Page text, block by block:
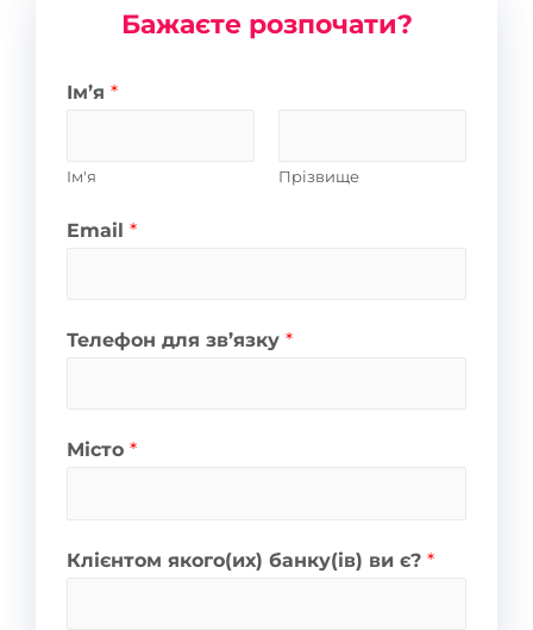
Бажаєте розпочати?
Ім’я *
Ім'я Прізвище
Email *
Телефон для зв’язку *
Місто *
Клієнтом якого(их) банку(ів) ви є? *